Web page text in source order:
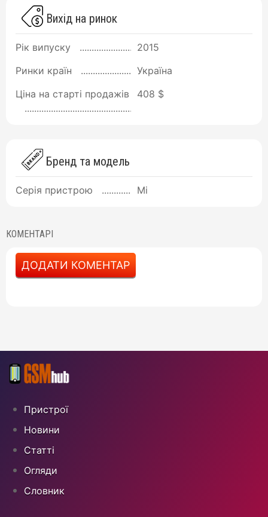
Вихід на ринок
Рік випуску
2015
Ринки країн
Україна
Ціна на старті продажів
408 $
Бренд та модель
Серія пристрою Mi
КОМЕНТАРІ
ДОДАТИ КОМЕНТАР
Пристрої
Новини
Статті
Огляди
Cловник